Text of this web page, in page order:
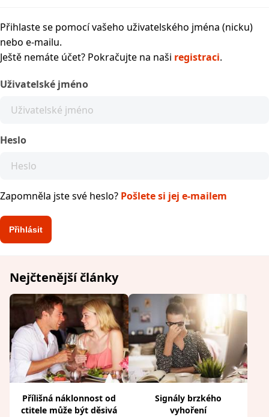
Přihlaste se pomocí vašeho uživatelského jména (nicku)
nebo e-mailu.
Ještě nemáte účet? Pokračujte na naši registraci.
Uživatelské jméno
Heslo
Zapomněla jste své heslo? Pošlete si jej e-mailem
Nejčtenější články
Přílišná náklonnost od
ctitele může být děsivá
Signály brzkého
vyhoření